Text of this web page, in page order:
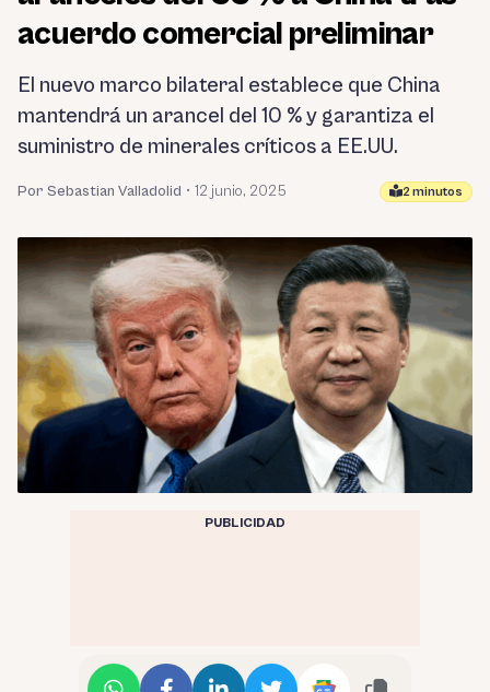
acuerdo comercial preliminar
El nuevo marco bilateral establece que China
mantendrá un arancel del 10 % y garantiza el
suministro de minerales críticos a EE.UU.
Por Sebastian Valladolid • 12 junio, 2025 2 minutos
PUBLICIDAD